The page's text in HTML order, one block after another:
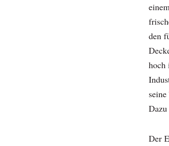
den
hoch
Der